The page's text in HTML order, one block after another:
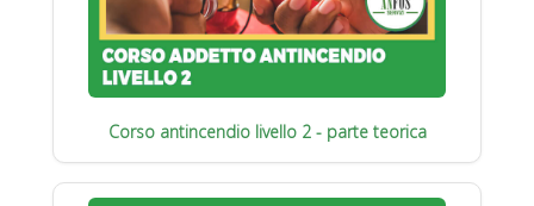
Corso antincendio livello 2 - parte teorica